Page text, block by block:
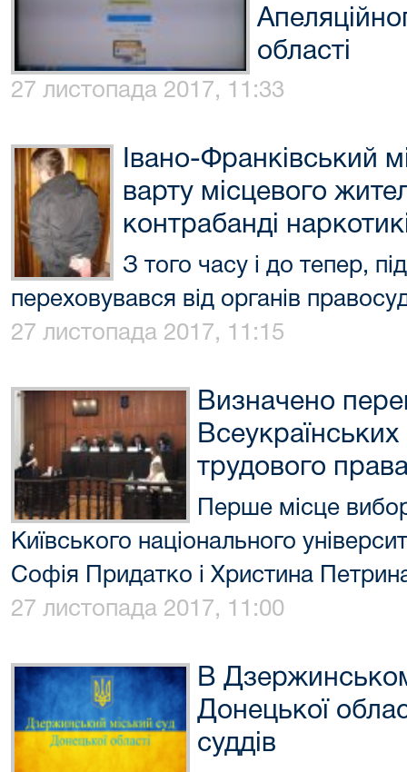
області
27 листопада 2017, 11:33
Івано-Франківський
варту місцевого
контрабанді
З того часу і до тепер,
переховувався від органів
27 листопада 2017, 11:15
Визначено
трудового
Перше місце
Київського національного
Софія Придатко і Христина
27 листопада 2017, 11:00
В
Донецької
суддів